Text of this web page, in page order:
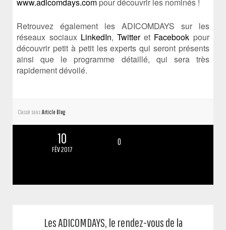
Retrouvez également les ADICOMDAYS sur les
réseaux sociaux LinkedIn,Twitteret Facebook pour
découvrir petit à petit les experts qui seront présents
ainsi que le programme détaillé, qui sera très
rapidement dévoilé.
Classé sous :Article Blog
10
FÉV 2017
0
Les ADICOMDAYS, le rendez-vous de la